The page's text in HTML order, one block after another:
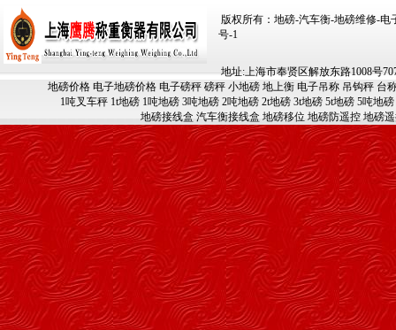
版权所有：地磅-汽车衡-地磅维修-电
号-1
地址:上海市奉贤区解放东路1008号
地磅价格 电子地磅价格 电子磅秤 磅秤 小地磅 地上衡 电子吊称 吊钩秤 台
1吨叉车秤 1t地磅 1吨地磅 3吨地磅 2吨地磅 2t地磅 3t地磅 5t地磅 5吨地磅
地磅接线盒 汽车衡接线盒 地磅移位 地磅防遥控 地磅